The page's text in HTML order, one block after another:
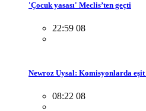
'Çocuk yasası' Meclis’ten geçti
22:59 08
Newroz Uysal: Komisyonlarda
08:22 08